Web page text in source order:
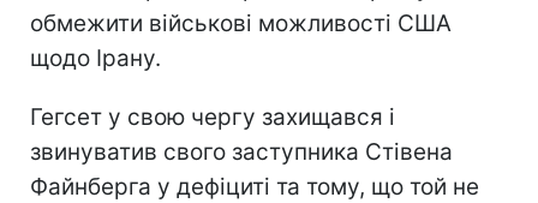
обмежити військові можливості США
щодо Ірану.
Гегсет у свою чергу захищався і
звинуватив свого заступника Стівена
Файнберга у дефіциті та тому, що той не